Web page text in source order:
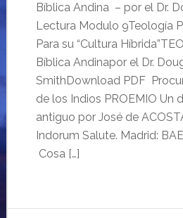
Bíblica Andina – por el Dr.
Lectura Modulo 9Teología
Para su “Cultura
Bíblica Andinapor el Dr.
SmithDownload PDF
de los Indios PROEMIO Un
antiguo por José de
Indorum Salute. Madrid:
Cosa […]